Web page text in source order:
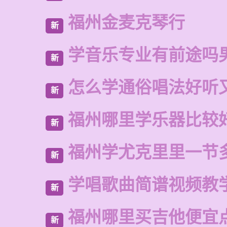
新 福州金麦克琴行
新 学音乐专业有前途吗
新 怎么学通俗唱法好听
新 福州哪里学乐器比较
新 福州学尤克里里一节
新 学唱歌曲简谱视频教
新 福州哪里买吉他便宜